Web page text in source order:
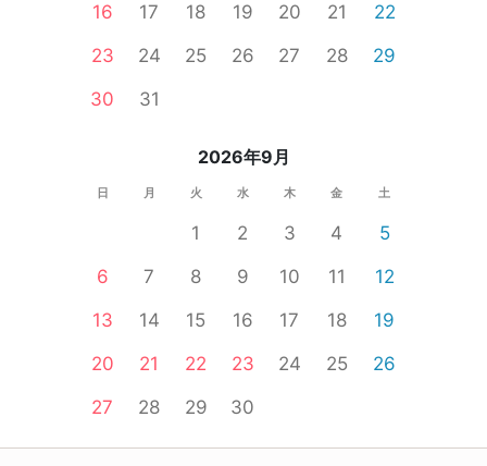
16
17 18 19 20 21
22
23
24 25 26 27 28
29
30
31
2026年9月
日 月 火 水 木 金 土
1 2 3 4
5
6
7 8 9 10 11
12
13
14 15 16 17 18
19
20
21 22 23 24 25
26
27
28 29 30